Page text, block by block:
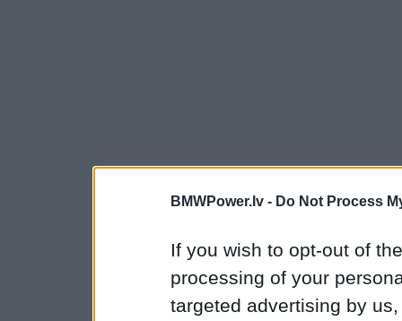
BMWPower.lv - Do Not Process
If you wish to opt-out of
processing of your
targeted advertising by